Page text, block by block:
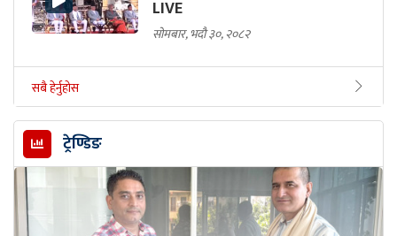
LIVE
सोमबार, भदौ ३०, २०८२
सबै हेर्नुहोस
ट्रेण्डिङ